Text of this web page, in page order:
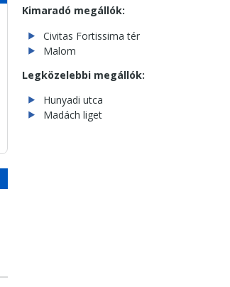
Kimaradó megállók:
Civitas Fortissima tér
Malom
Legközelebbi megállók:
Hunyadi utca
Madách liget